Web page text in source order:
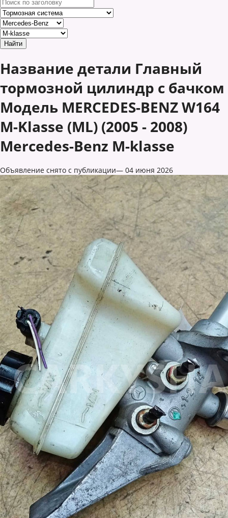
Название детали Главный
тормозной цилиндр с бачком
Модель MERCEDES-BENZ W164
M-Klasse (ML) (2005 - 2008)
Mercedes-Benz M-klasse
Объявление снято с публикации— 04 июня 2026